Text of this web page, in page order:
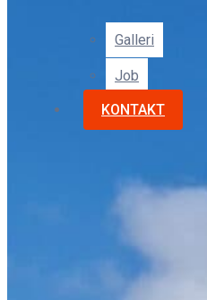
Galleri
Job
KONTAKT